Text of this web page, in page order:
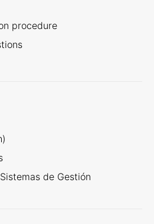
procedure
de Gestión